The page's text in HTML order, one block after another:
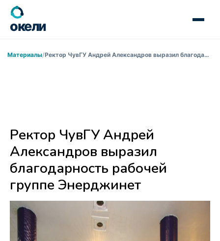
окели
Материалы Ректор ЧувГУ Андрей Александров выразил благодарность рабочей группе Энерджинет
Ректор ЧувГУ Андрей
Александров выразил
благодарность рабочей
группе Энерджинет